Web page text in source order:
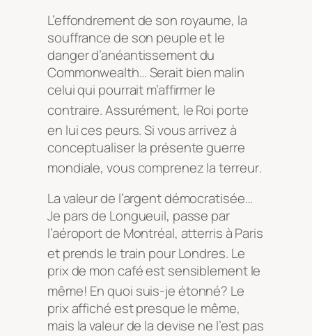
L’effondrement de son royaume, la
souffrance de son peuple et le
danger d’anéantissement du
Commonwealth… Serait bien malin
celui qui pourrait m’affirmer le
contraire. Assurément, le Roi porte
en lui ces peurs. Si vous arrivez à
conceptualiser la présente guerre
mondiale, vous comprenez la terreur.
La valeur de l’argent démocratisée…
Je pars de Longueuil, passe par
l’aéroport de Montréal, atterris à Paris
et prends le train pour Londres. Le
prix de mon café est sensiblement le
même! En quoi suis-je étonné? Le
prix affiché est presque le même,
mais la valeur de la devise ne l’est pas